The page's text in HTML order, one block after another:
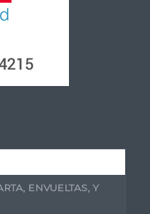
ENVUELTAS, Y